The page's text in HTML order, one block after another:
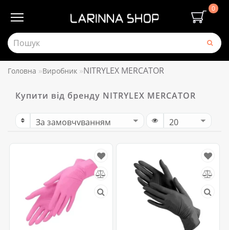
0
Головна Виробник NITRYLEX MERCATOR
Купити від бренду NITRYLEX MERCATOR